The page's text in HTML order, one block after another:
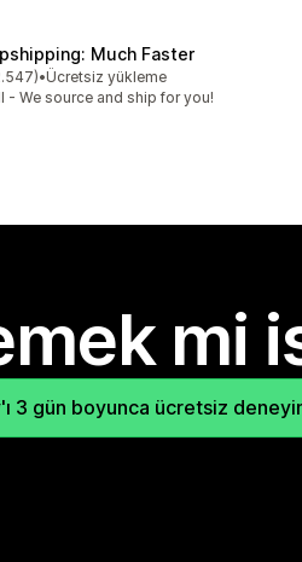
Much Faster
üzerinden
değerlendirme
•Ücretsiz yükleme
- We source and ship for you!
mi
3 gün boyunca ücretsiz